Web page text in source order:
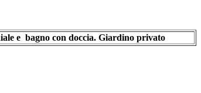
e bagno con doccia. Giardino privato